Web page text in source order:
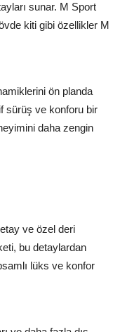
sunar. M Sport
kiti gibi özellikler M
ön planda
sürüş ve konforu bir
daha zengin
ve özel deri
bu detaylardan
lüks ve konfor